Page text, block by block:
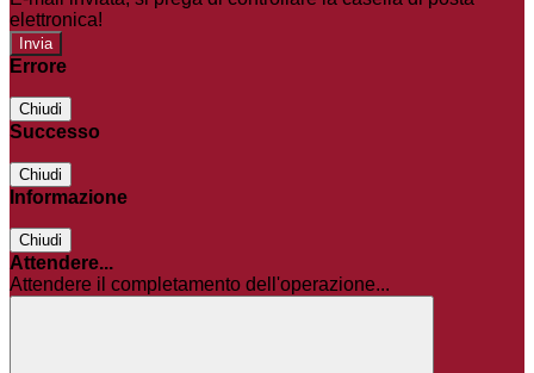
elettronica!
Errore
Chiudi
Successo
Chiudi
Informazione
Chiudi
Attendere...
Attendere il completamento dell'operazione...